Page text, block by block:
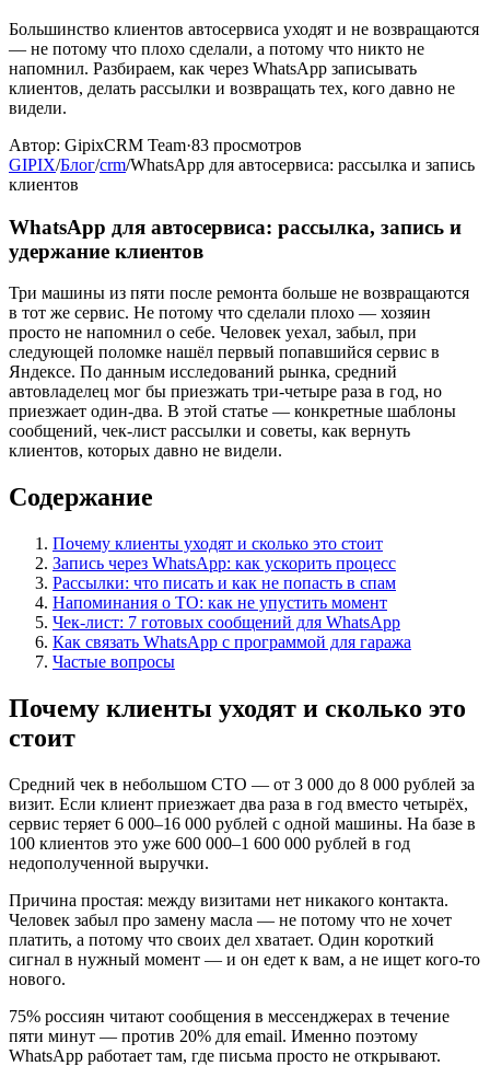
Большинство клиентов автосервиса уходят и не возвращаются
— не потому что плохо сделали, а потому что никто не
напомнил. Разбираем, как через WhatsApp записывать
клиентов, делать рассылки и возвращать тех, кого давно не
видели.
Автор: GipixCRM Team·83 просмотров
GIPIX/Блог/crm/WhatsApp для автосервиса: рассылка и запись
клиентов
WhatsApp для автосервиса: рассылка, запись и
удержание клиентов
Три машины из пяти после ремонта больше не возвращаются
в тот же сервис. Не потому что сделали плохо — хозяин
просто не напомнил о себе. Человек уехал, забыл, при
следующей поломке нашёл первый попавшийся сервис в
Яндексе. По данным исследований рынка, средний
автовладелец мог бы приезжать три-четыре раза в год, но
приезжает один-два. В этой статье — конкретные шаблоны
сообщений, чек-лист рассылки и советы, как вернуть
клиентов, которых давно не видели.
Содержание
Почему клиенты уходят и сколько это стоит
Запись через WhatsApp: как ускорить процесс
Рассылки: что писать и как не попасть в спам
Напоминания о ТО: как не упустить момент
Чек-лист: 7 готовых сообщений для WhatsApp
Как связать WhatsApp с программой для гаража
Частые вопросы
Почему клиенты уходят и сколько это
стоит
Средний чек в небольшом СТО — от 3 000 до 8 000 рублей за
визит. Если клиент приезжает два раза в год вместо четырёх,
сервис теряет 6 000–16 000 рублей с одной машины. На базе в
100 клиентов это уже 600 000–1 600 000 рублей в год
недополученной выручки.
Причина простая: между визитами нет никакого контакта.
Человек забыл про замену масла — не потому что не хочет
платить, а потому что своих дел хватает. Один короткий
сигнал в нужный момент — и он едет к вам, а не ищет кого-то
нового.
75% россиян читают сообщения в мессенджерах в течение
пяти минут — против 20% для email. Именно поэтому
WhatsApp работает там, где письма просто не открывают.